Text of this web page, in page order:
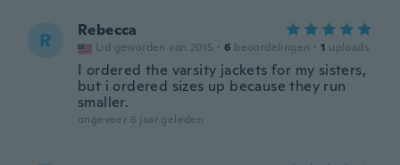
R Rebecca
Lid geworden van 2015 · 6 beoordelingen · 1 uploads
I ordered the varsity jackets for my sisters,
but i ordered sizes up because they run
smaller.
ongeveer 6 jaar geleden